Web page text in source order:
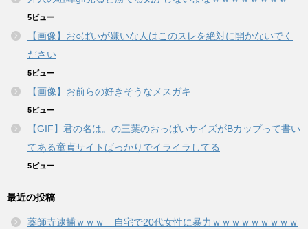
5ビュー
【画像】お○ぱいが嫌いな人はこのスレを絶対に開かないでく
ださい
5ビュー
【画像】お前らの好きそうなメスガキ
5ビュー
【GIF】君の名は。の三葉のおっぱいサイズがBカップって書い
てある童貞サイトばっかりでイライラしてる
5ビュー
最近の投稿
薬師寺逮捕ｗｗｗ 自宅で20代女性に暴力ｗｗｗｗｗｗｗｗｗ